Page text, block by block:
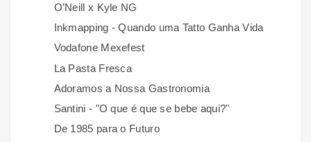
O’Neill x Kyle NG
Inkmapping - Quando uma Tatto Ganha Vida
Vodafone Mexefest
La Pasta Fresca
Adoramos a Nossa Gastronomia
Santini - "O que é que se bebe aqui?"
De 1985 para o Futuro